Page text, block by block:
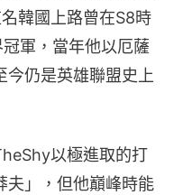
韓國上路曾在S8時
軍，當年他以厄薩
今仍是英雄聯盟史上
以極進取的打
夫」，但他巔峰時能